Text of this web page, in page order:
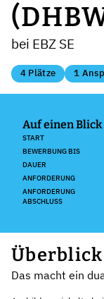
bei EBZ SE
4 Plätze 1
Auf einen Blick
START
BEWERBUNG BIS
DAUER
ANFORDERUNG
ANFORDERUNG
ABSCHLUSS
Überblick
Das macht ein